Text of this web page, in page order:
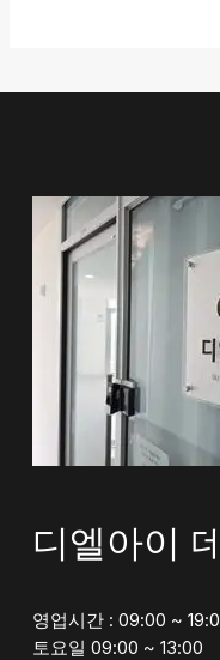
디엘아이
영업시간 : 09:00 ~
토요일 09:00 ~ 13:00